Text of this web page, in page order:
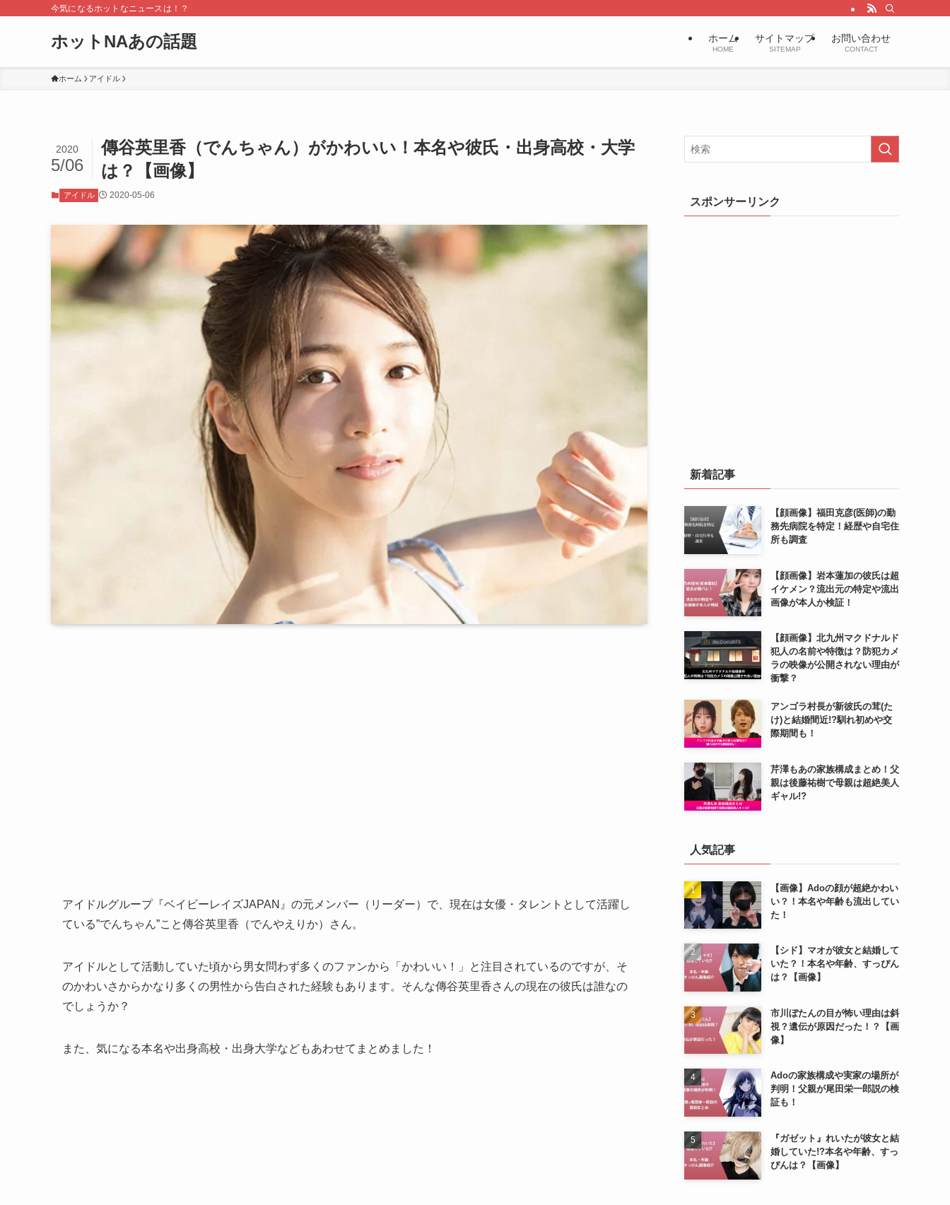
今気になるホットなニュースは！？
ホットNAあの話題 ホーム
HOME
サイトマップ
SITEMAP
お問い合わせ
CONTACT
ホーム アイドル
傳谷英里香（でんちゃん）がかわいい！本名や彼氏・出身高校・大学
は？【画像】
2020
5/06
アイドル 2020-05-06
アイドルグループ『ベイビーレイズJAPAN』の元メンバー（リーダー）で、現在は女優・タレントとして活躍し
ている”でんちゃん”こと傳谷英里香（でんやえりか）さん。
アイドルとして活動していた頃から男女問わず多くのファンから「かわいい！」と注目されているのですが、そ
のかわいさからかなり多くの男性から告白された経験もあります。そんな傳谷英里香さんの現在の彼氏は誰なの
でしょうか？
また、気になる本名や出身高校・出身大学などもあわせてまとめました！
スポンサーリンク
新着記事
【顔画像】福田克彦(医師)の勤
務先病院を特定！経歴や自宅住
所も調査
【顔画像】岩本蓮加の彼氏は超
イケメン？流出元の特定や流出
画像が本人か検証！
【顔画像】北九州マクドナルド
犯人の名前や特徴は？防犯カメ
ラの映像が公開されない理由が
衝撃？
アンゴラ村長が新彼氏の茸(た
け)と結婚間近!?馴れ初めや交
際期間も！
芹澤もあの家族構成まとめ！父
親は後藤祐樹で母親は超絶美人
ギャル!?
人気記事
【画像】Adoの顔が超絶かわい
い？！本名や年齢も流出してい
た！
【シド】マオが彼女と結婚して
いた？！本名や年齢、すっぴん
は？【画像】
市川ぼたんの目が怖い理由は斜
視？遺伝が原因だった！？【画
像】
Adoの家族構成や実家の場所が
判明！父親が尾田栄一郎説の検
証も！
『ガゼット』れいたが彼女と結
婚していた!?本名や年齢、すっ
ぴんは？【画像】